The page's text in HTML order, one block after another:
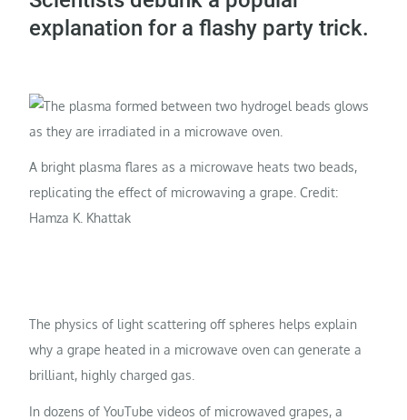
explanation for a flashy party trick.
A bright plasma flares as a microwave heats two beads,
replicating the effect of microwaving a grape. Credit:
Hamza K. Khattak
The physics of light scattering off spheres helps explain
why a grape heated in a microwave oven can generate a
brilliant, highly charged gas.
In dozens of YouTube videos of microwaved grapes, a